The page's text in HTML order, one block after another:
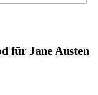
für Jane Austen